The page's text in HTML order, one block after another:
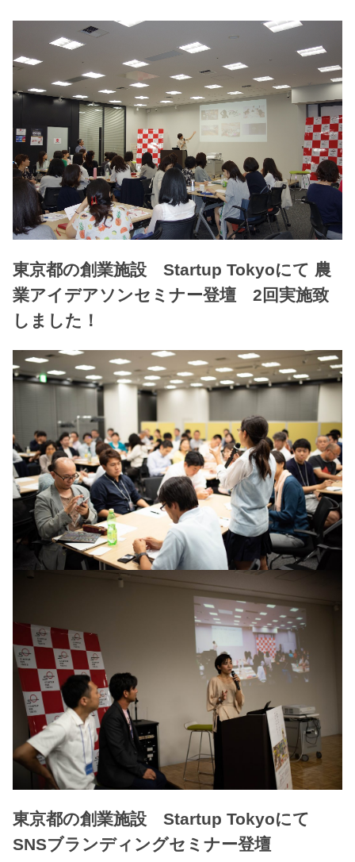
東京都の創業施設 Startup Tokyoにて 農
業アイデアソンセミナー登壇 2回実施致
しました！
東京都の創業施設 Startup Tokyoにて
SNSブランディングセミナー登壇